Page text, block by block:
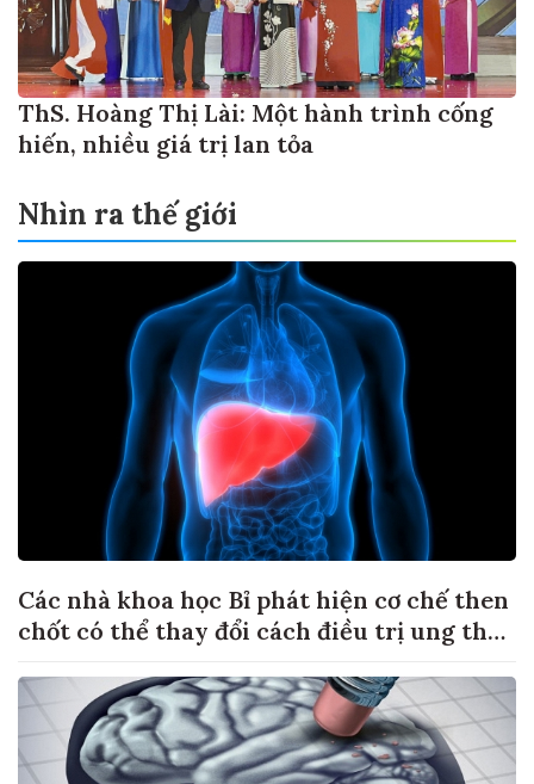
ThS. Hoàng Thị Lài: Một hành trình cống
hiến, nhiều giá trị lan tỏa
Nhìn ra thế giới
Các nhà khoa học Bỉ phát hiện cơ chế then
chốt có thể thay đổi cách điều trị ung thư